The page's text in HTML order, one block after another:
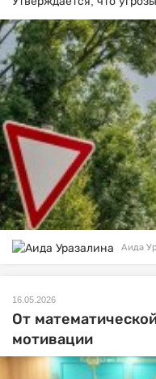
Аида
16.05.2026
От
мотивации